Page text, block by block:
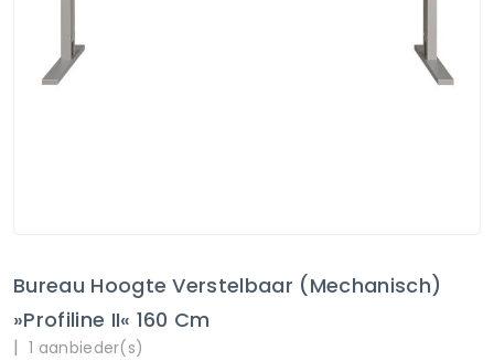
Bureau Hoogte Verstelbaar (mechanisch)
»Profiline II« 160 Cm
| 1 aanbieder(s)